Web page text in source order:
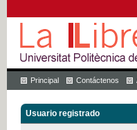
Principal Contáctenos
Usuario registrado